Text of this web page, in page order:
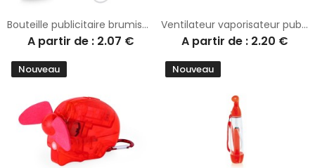
Bouteille publicitaire brumisateur
A partir de : 2.07 €
Ventilateur vaporisateur publicitaire Hendry
A partir de : 2.20 €
Nouveau Nouveau